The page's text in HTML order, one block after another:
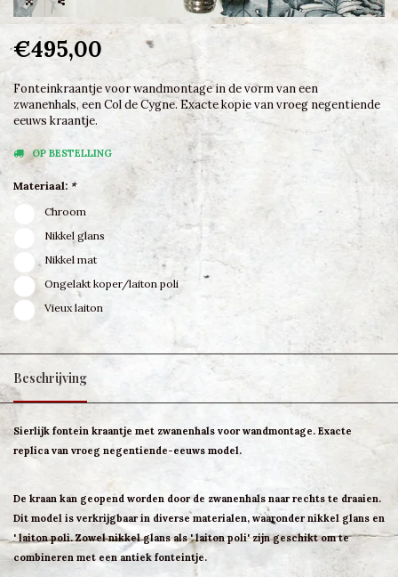
€495,00
Fonteinkraantje voor wandmontage in de vorm van een
zwanenhals, een Col de Cygne. Exacte kopie van vroeg negentiende
eeuws kraantje.
OP BESTELLING
Materiaal: *
Chroom
Nikkel glans
Nikkel mat
Ongelakt koper/laiton poli
Vieux laiton
Beschrijving
Sierlijk fontein kraantje met zwanenhals voor wandmontage. Exacte
replica van vroeg negentiende-eeuws model.
De kraan kan geopend worden door de zwanenhals naar rechts te draaien.
Dit model is verkrijgbaar in diverse materialen, waaronder nikkel glans en
' laiton poli. Zowel nikkel glans als ' laiton poli' zijn geschikt om te
combineren met een antiek fonteintje.